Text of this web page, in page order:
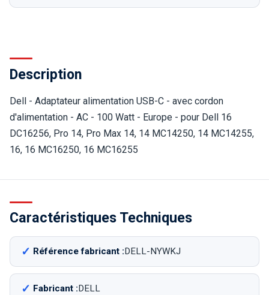
Description
Dell - Adaptateur alimentation USB-C - avec cordon
d'alimentation - AC - 100 Watt - Europe - pour Dell 16
DC16256, Pro 14, Pro Max 14, 14 MC14250, 14 MC14255,
16, 16 MC16250, 16 MC16255
Caractéristiques Techniques
Référence fabricant :DELL-NYWKJ
Fabricant :DELL